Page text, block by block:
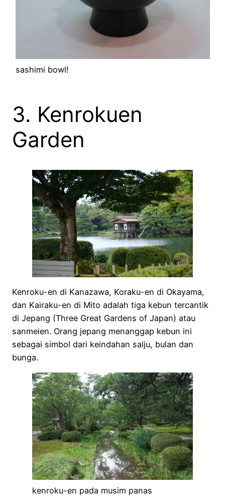
sashimi bowl!
3. Kenrokuen
Garden
Kenroku-en di Kanazawa, Koraku-en di Okayama,
dan Kairaku-en di Mito adalah tiga kebun tercantik
di Jepang (Three Great Gardens of Japan) atau
sanmeien. Orang jepang menanggap kebun ini
sebagai simbol dari keindahan salju, bulan dan
bunga.
kenroku-en pada musim panas